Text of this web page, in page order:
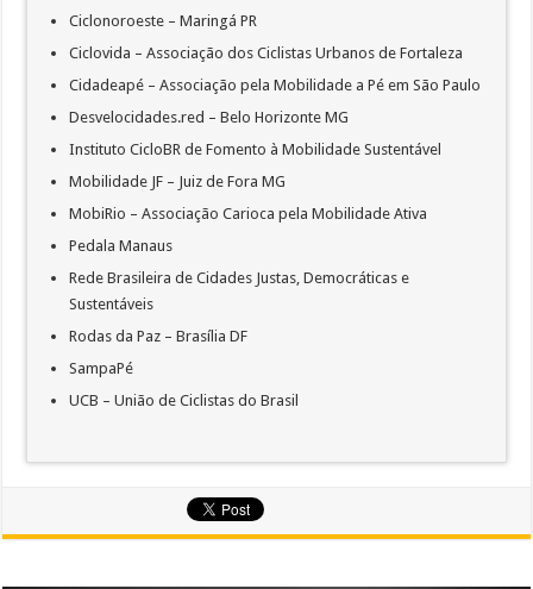
Ciclonoroeste – Maringá PR
Ciclovida – Associação dos Ciclistas Urbanos de Fortaleza
Cidadeapé – Associação pela Mobilidade a Pé em São Paulo
Desvelocidades.red – Belo Horizonte MG
Instituto CicloBR de Fomento à Mobilidade Sustentável
Mobilidade JF – Juiz de Fora MG
MobiRio – Associação Carioca pela Mobilidade Ativa
Pedala Manaus
Rede Brasileira de Cidades Justas, Democráticas e
Sustentáveis
Rodas da Paz – Brasília DF
SampaPé
UCB – União de Ciclistas do Brasil